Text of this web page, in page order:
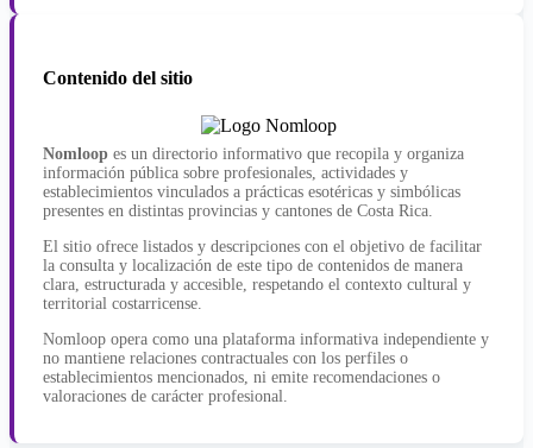
Contenido del sitio
Nomloop es un directorio informativo que recopila y organiza
información pública sobre profesionales, actividades y
establecimientos vinculados a prácticas esotéricas y simbólicas
presentes en distintas provincias y cantones de Costa Rica.
El sitio ofrece listados y descripciones con el objetivo de facilitar
la consulta y localización de este tipo de contenidos de manera
clara, estructurada y accesible, respetando el contexto cultural y
territorial costarricense.
Nomloop opera como una plataforma informativa independiente y
no mantiene relaciones contractuales con los perfiles o
establecimientos mencionados, ni emite recomendaciones o
valoraciones de carácter profesional.